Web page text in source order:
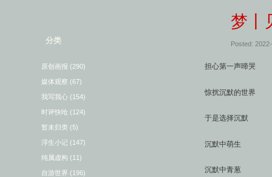
分类
原创画报 (290)
媒体观察 (67)
我写我心 (154)
时评快呛 (124)
暂未归类 (5)
浮生小记 (147)
纯属虚构 (11)
自游世界 (196)
梦丨
Posted:
担心第一声啼哭
惊扰沉默的世界
于是选择沉默
沉默中萌生
沉默中青葱